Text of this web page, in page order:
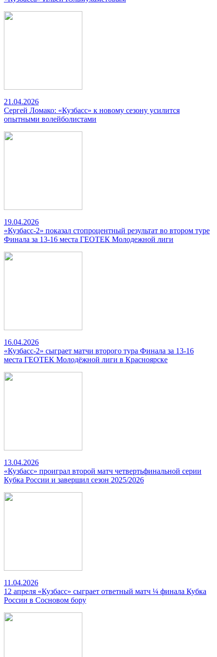
21.04.2026
Сергей Ломако: «Кузбасс» к новому сезону усилится
опытными волейболистами
19.04.2026
«Кузбасс-2» показал стопроцентный результат во втором туре
Финала за 13-16 места ГЕОТЕК Молодежной лиги
16.04.2026
«Кузбасс-2» сыграет матчи второго тура Финала за 13-16
места ГЕОТЕК Молодёжной лиги в Красноярске
13.04.2026
«Кузбасс» проиграл второй матч четвертьфинальной серии
Кубка России и завершил сезон 2025/2026
11.04.2026
12 апреля «Кузбасс» сыграет ответный матч ¼ финала Кубка
России в Сосновом бору